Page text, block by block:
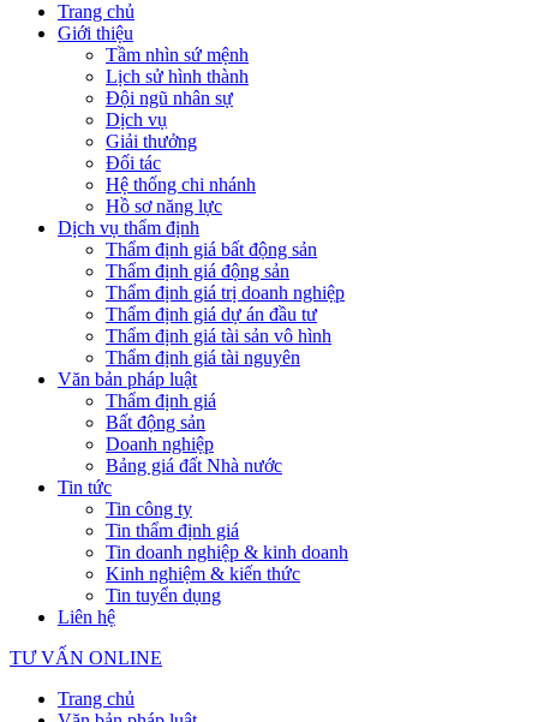
Trang chủ
Giới thiệu
Tầm nhìn sứ mệnh
Lịch sử hình thành
Đội ngũ nhân sự
Dịch vụ
Giải thưởng
Đối tác
Hệ thống chi nhánh
Hồ sơ năng lực
Dịch vụ thẩm định
Thẩm định giá bất động sản
Thẩm định giá động sản
Thẩm định giá trị doanh nghiệp
Thẩm định giá dự án đầu tư
Thẩm định giá tài sản vô hình
Thẩm định giá tài nguyên
Văn bản pháp luật
Thẩm định giá
Bất động sản
Doanh nghiệp
Bảng giá đất Nhà nước
Tin tức
Tin công ty
Tin thẩm định giá
Tin doanh nghiệp & kinh doanh
Kinh nghiệm & kiến thức
Tin tuyển dụng
Liên hệ
TƯ VẤN ONLINE
Trang chủ